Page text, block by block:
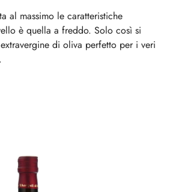
al massimo le caratteristiche
è quella a freddo. Solo così si
di oliva perfetto per i veri